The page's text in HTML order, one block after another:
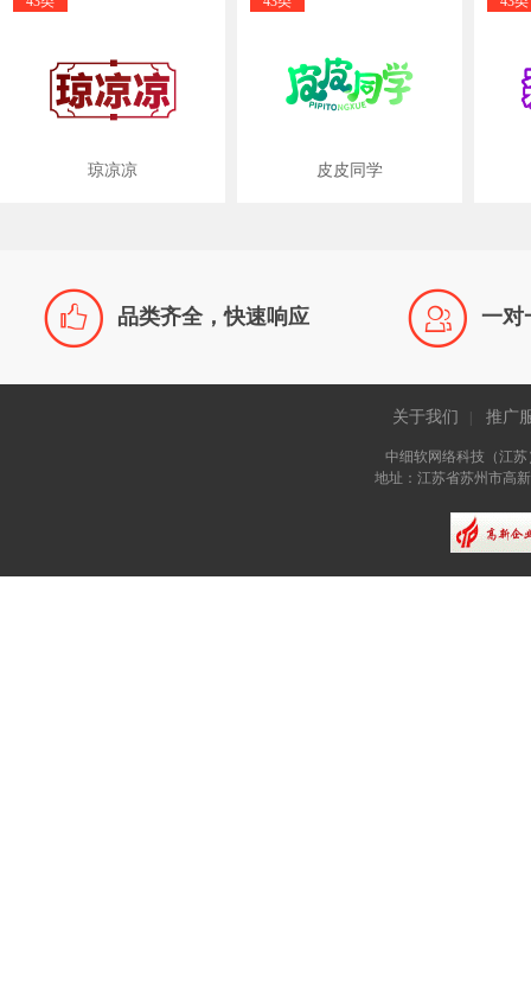
琼凉凉 皮皮同学
 品类齐全，快速响应  一对
关于我们 推广
中细软网络科技（江
地址：江苏省苏州市高